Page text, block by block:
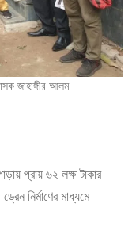
জাহাঙ্গীর আলম
প্রায় ৬২ লক্ষ টাকার
নির্মাণের মাধ্যমে